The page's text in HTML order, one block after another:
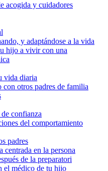
acogida y cuidadores
y adaptándose a la vida
hijo a vivir con una
vida diaria
con otros padres de familia
confianza
del comportamiento
padres
centrada en la persona
de la preparatori
el médico de tu hijo